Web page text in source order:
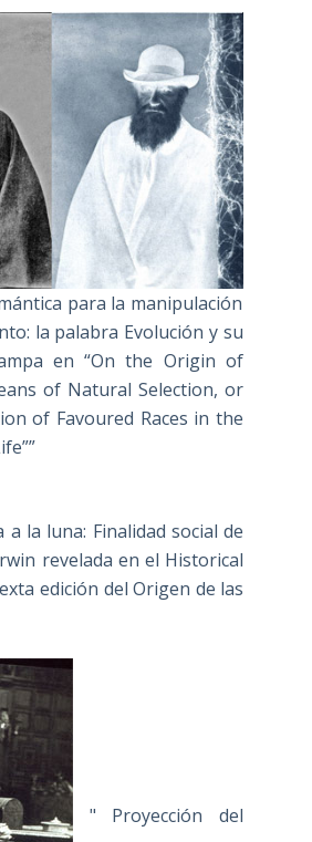
para la manipulación
la palabra Evolución y su
en “On the Origin of
of Natural Selection, or
of Favoured Races in the
la luna: Finalidad social de
revelada en el Historical
edición del Origen de las
" Proyección del